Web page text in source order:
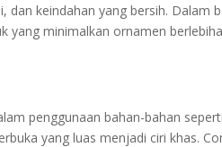
dan keindahan yang bersih. Dalam
yang minimalkan ornamen
penggunaan bahan-bahan
yang luas menjadi ciri khas.